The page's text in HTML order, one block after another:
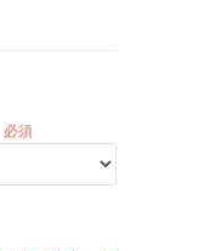
必須